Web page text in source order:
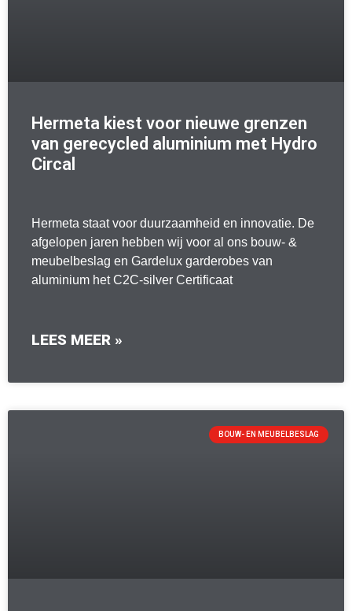
Hermeta kiest voor nieuwe grenzen
van gerecycled aluminium met Hydro
Circal
Hermeta staat voor duurzaamheid en innovatie. De
afgelopen jaren hebben wij voor al ons bouw- &
meubelbeslag en Gardelux garderobes van
aluminium het C2C-silver Certificaat
LEES MEER »
BOUW- EN MEUBELBESLAG